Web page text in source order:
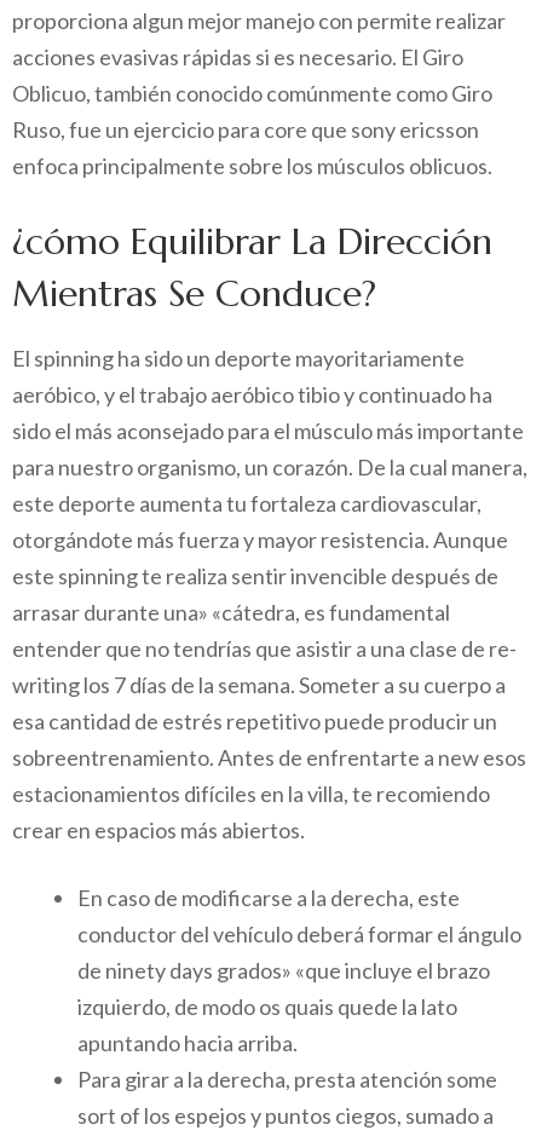
proporciona algun mejor manejo con permite realizar
acciones evasivas rápidas si es necesario. El Giro
Oblicuo, también conocido comúnmente como Giro
Ruso, fue un ejercicio para core que sony ericsson
enfoca principalmente sobre los músculos oblicuos.
¿cómo Equilibrar La Dirección
Mientras Se Conduce?
El spinning ha sido un deporte mayoritariamente
aeróbico, y el trabajo aeróbico tibio y continuado ha
sido el más aconsejado para el músculo más importante
para nuestro organismo, un corazón. De la cual manera,
este deporte aumenta tu fortaleza cardiovascular,
otorgándote más fuerza y mayor resistencia. Aunque
este spinning te realiza sentir invencible después de
arrasar durante una» «cátedra, es fundamental
entender que no tendrías que asistir a una clase de re-
writing los 7 días de la semana. Someter a su cuerpo a
esa cantidad de estrés repetitivo puede producir un
sobreentrenamiento. Antes de enfrentarte a new esos
estacionamientos difíciles en la villa, te recomiendo
crear en espacios más abiertos.
En caso de modificarse a la derecha, este
conductor del vehículo deberá formar el ángulo
de ninety days grados» «que incluye el brazo
izquierdo, de modo os quais quede la lato
apuntando hacia arriba.
Para girar a la derecha, presta atención some
sort of los espejos y puntos ciegos, sumado a